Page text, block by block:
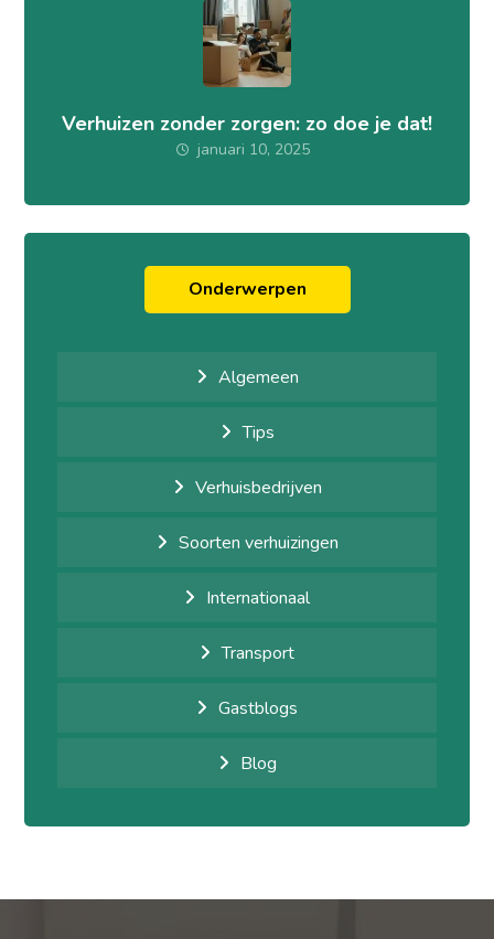
Verhuizen zonder zorgen: zo doe je dat!
januari 10, 2025
Onderwerpen
Algemeen
Tips
Verhuisbedrijven
Soorten verhuizingen
Internationaal
Transport
Gastblogs
Blog